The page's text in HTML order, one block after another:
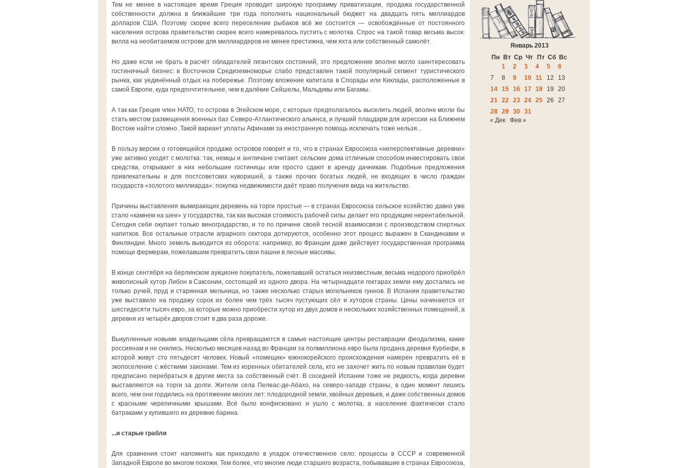
Тем не менее в настоящее время Греция проводит широкую программу приватизации, продажа государственной
собственности должна в ближайшие три года пополнить национальный бюджет на двадцать пять миллиардов
долларов США. Поэтому скорее всего переселение рыбаков всё же состоится — освобождённые от постоянного
населения острова правительство скорее всего намеревалось пустить с молотка. Спрос на такой товар весьма высок:
вилла на необитаемом острове для миллиардеров не менее престижна, чем яхта или собственный самолёт.
Но даже если не брать в расчёт обладателей гигантских состояний, это предложение вполне могло заинтересовать
гостиничный бизнес: в Восточном Средиземноморье слабо представлен такой популярный сегмент туристического
рынка, как уединённый отдых на побережье. Поэтому вложение капитала в Спорады или Киклады, расположенные в
самой Европе, куда предпочтительнее, чем в далёкие Сейшелы, Мальдивы или Багамы.
А так как Греция член НАТО, то острова в Эгейском море, с которых предполагалось выселить людей, вполне могли бы
стать местом размещения военных баз Северо-Атлантического альянса, и лучший плацдарм для агрессии на Ближнем
Востоке найти сложно. Такой вариант уплаты Афинами за иностранную помощь исключать тоже нельзя...
В пользу версии о готовящейся продаже островов говорит и то, что в странах Евросоюза «неперспективные деревни»
уже активно уходят с молотка: так, немцы и англичане считают сельские дома отличным способом инвестировать свои
средства, открывают в них небольшие гостиницы или просто сдают в аренду дачникам. Подобные предложения
привлекательны и для постсоветских нуворишей, а также прочих богатых людей, не входящих в число граждан
государств «золотого миллиарда»: покупка недвижимости даёт право получения вида на жительство.
Причины выставления вымирающих деревень на торги простые — в странах Евросоюза сельское хозяйство давно уже
стало «камнем на шее» у государства, так как высокая стоимость рабочей силы делает его продукцию нерентабельной.
Сегодня себя окупает только виноградарство, и то по причине своей тесной взаимосвязи с производством спиртных
напитков. Все остальные отрасли аграрного сектора дотируются, особенно этот процесс выражен в Скандинавии и
Финляндии. Много земель выводится из оборота: например, во Франции даже действует государственная программа
помощи фермерам, пожелавшим превратить свои пашни в лесные массивы.
В конце сентября на берлинском аукционе покупатель, пожелавший остаться неизвестным, весьма недорого приобрёл
живописный хутор Либон в Саксонии, состоящий из одного двора. На четырнадцати гектарах земли ему достались не
только ручей, пруд и старинная мельница, но также несколько старых могильников гуннов. В Испании правительство
уже выставило на продажу сорок из более чем трёх тысяч пустующих сёл и хуторов страны. Цены начинаются от
шестидесяти тысяч евро, за которые можно приобрести хутор из двух домов и нескольких хозяйственных помещений, а
деревня из четырёх дворов стоит в два раза дороже.
Выкупленные новыми владельцами сёла превращаются в самые настоящие центры реставрации феодализма, какие
россиянам и не снились. Несколько месяцев назад во Франции за полмиллиона евро была продана деревня Курбефи, в
которой живут сто пятьдесят человек. Новый «помещик» южнокорейского происхождения намерен превратить её в
экопоселение с жёсткими законами. Тем из коренных обитателей села, кто не захочет жить по новым правилам будет
предписано перебраться в другие места за собственный счёт. В соседней Испании тоже не редкость, когда деревни
выставляются на торги за долги. Жители села Пелеас-де-Абахо, на северо-западе страны, в один момент лишись
всего, чем они гордились на протяжении многих лет: плодородной земли, хвойных деревьев, и даже собственных домов
с красными черепичными крышами. Всё было конфисковано и ушло с молотка, а население фактически стало
батраками у купившего их деревню барина.
...и старые грабли
Для сравнения стоит напомнить как приходило в упадок отечественное село: процессы в СССР и современной
Западной Европе во многом похожи. Тем более, что многие люди старшего возраста, побывавшие в странах Евросоюза,
Январь 2013
Пн
Вт Ср Чт Пт Сб Вс
1
2 3 4 5
6
7
8 9 10 11 12
13
14 15 16 17 18 19
20
21 22 23 24 25 26
27
28 29 30 31
« Дек
Фев »